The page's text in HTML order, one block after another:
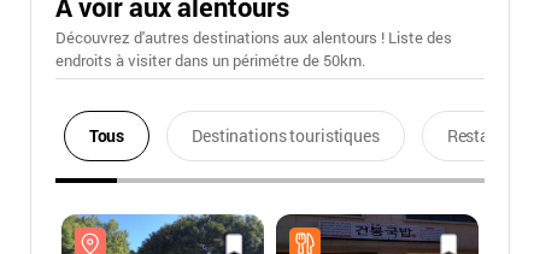
Découvrez d'autres destinations aux alentours ! Liste des
endroits à visiter dans un périmétre de 50km.
Tous Destinations touristiques Restaurants